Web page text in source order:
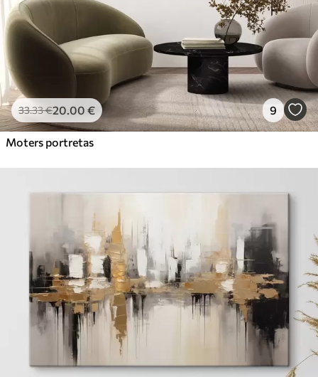
33.33€20.00 € 9
Moters portretas